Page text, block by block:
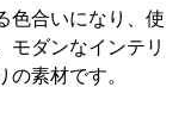
色合いになり、使
モダンなインテリ
素材です。